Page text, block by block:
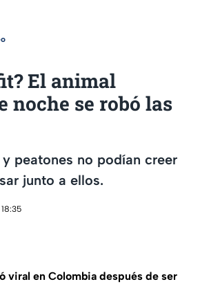
El animal
noche se robó las
peatones no podían creer
junto a ellos.
viral en Colombia después de ser